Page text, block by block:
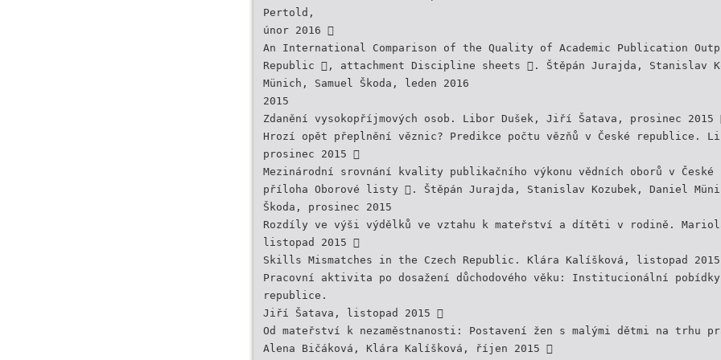
Pertold,
únor 2016 
An International Comparison of the Quality of Academic Publication
Republic , attachment Discipline sheets . Štěpán Jurajda, Stanislav
Münich, Samuel Škoda, leden 2016
2015
Zdanění vysokopříjmových osob. Libor Dušek, Jiří Šatava, prosinec 2015
Hrozí opět přeplnění věznic? Predikce počtu vězňů v České republice.
prosinec 2015 
Mezinárodní srovnání kvality publikačního výkonu vědních oborů v
příloha Oborové listy . Štěpán Jurajda, Stanislav Kozubek, Daniel
Škoda, prosinec 2015
Rozdíly ve výši výdělků ve vztahu k mateřství a dítěti v rodině.
listopad 2015 
Skills Mismatches in the Czech Republic. Klára Kalíšková, listopad
Pracovní aktivita po dosažení důchodového věku: Institucionální pobídky
republice.
Jiří Šatava, listopad 2015 
Od mateřství k nezaměstnanosti: Postavení žen s malými dětmi na trhu
Alena Bičáková, Klára Kalíšková, říjen 2015 